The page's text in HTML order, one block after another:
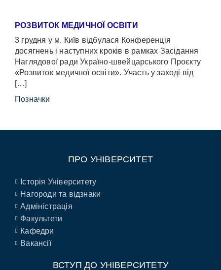
РОЗВИТОК МЕДИЧНОЇ ОСВІТИ
3 грудня у м. Київ відбулася Конференція
досягнень і наступних кроків в рамках Засідання
Наглядової ради Україно-швейцарського Проєкту
«Розвиток медичної освіти». Участь у заході від
[…]
Позначки
ПРО УНІВЕРСИТЕТ
Історія Університету
Нагороди та відзнаки
Адміністрація
Факультети
Кафедри
Вакансії
ВСТУП ДО УНІВЕРСИТЕТУ